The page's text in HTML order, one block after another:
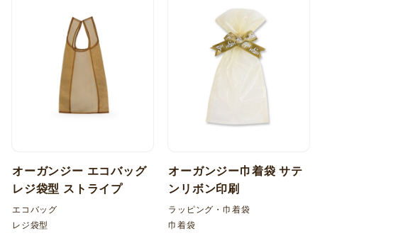
オーガンジー エコバッグ
レジ袋型 ストライプ
エコバッグ
レジ袋型
オーガンジー巾着袋 サテ
ンリボン印刷
ラッピング・巾着袋
巾着袋